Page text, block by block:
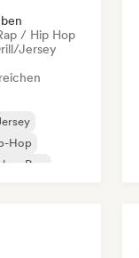
/ Hip Hop
Jersey
Hop
Pop